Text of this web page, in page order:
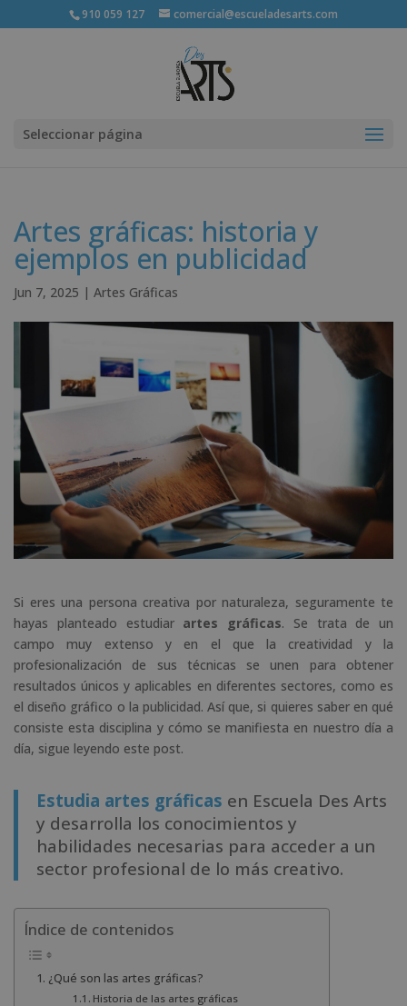
910 059 127 comercial@escueladesarts.com
Seleccionar página
Artes gráficas: historia y
ejemplos en publicidad
Jun 7, 2025 | Artes Gráficas
Si eres una persona creativa por naturaleza, seguramente te
hayas planteado estudiar artes gráficas. Se trata de un
campo muy extenso y en el que la creatividad y la
profesionalización de sus técnicas se unen para obtener
resultados únicos y aplicables en diferentes sectores, como es
el diseño gráfico o la publicidad. Así que, si quieres saber en qué
consiste esta disciplina y cómo se manifiesta en nuestro día a
día, sigue leyendo este post.
Estudia artes gráficas en Escuela Des Arts
y desarrolla los conocimientos y
habilidades necesarias para acceder a un
sector profesional de lo más creativo.
Índice de contenidos
¿Qué son las artes gráficas?
Historia de las artes gráficas